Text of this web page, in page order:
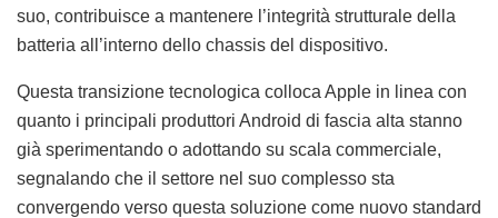
suo, contribuisce a mantenere l’integrità strutturale della
batteria all’interno dello chassis del dispositivo.
Questa transizione tecnologica colloca Apple in linea con
quanto i principali produttori Android di fascia alta stanno
già sperimentando o adottando su scala commerciale,
segnalando che il settore nel suo complesso sta
convergendo verso questa soluzione come nuovo standard